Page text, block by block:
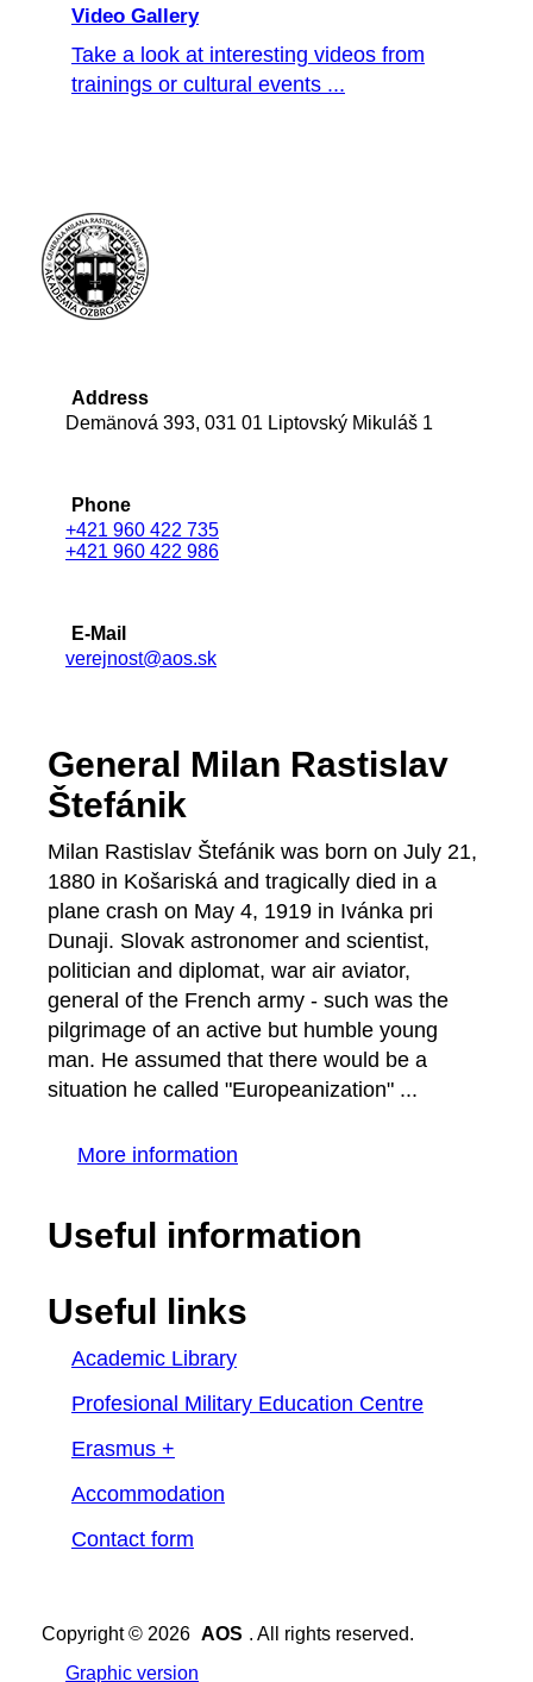
Video Gallery
Take a look at interesting videos from
trainings or cultural events ...
Address
Demänová 393, 031 01 Liptovský Mikuláš 1
Phone
+421 960 422 735
+421 960 422 986
E-Mail
verejnost@aos.sk
General Milan Rastislav
Štefánik
Milan Rastislav Štefánik was born on July 21,
1880 in Košariská and tragically died in a
plane crash on May 4, 1919 in Ivánka pri
Dunaji. Slovak astronomer and scientist,
politician and diplomat, war air aviator,
general of the French army - such was the
pilgrimage of an active but humble young
man. He assumed that there would be a
situation he called "Europeanization" ...
More information
Useful information
Useful links
Academic Library
Profesional Military Education Centre
Erasmus +
Accommodation
Contact form
Copyright © 2026 AOS . All rights reserved.
Graphic version